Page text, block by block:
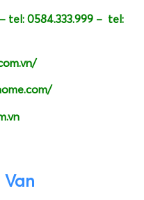
– tel: 0584.333.999 – tel: